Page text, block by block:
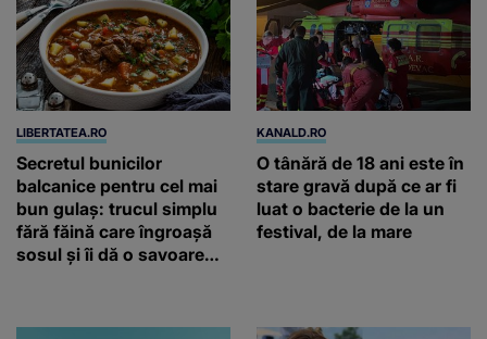
LIBERTATEA.RO
Secretul bunicilor
balcanice pentru cel mai
bun gulaș: trucul simplu
fără făină care îngroașă
sosul și îi dă o savoare
KANALD.RO
O tânără de 18 ani este în
stare gravă după ce ar fi
luat o bacterie de la un
festival, de la mare